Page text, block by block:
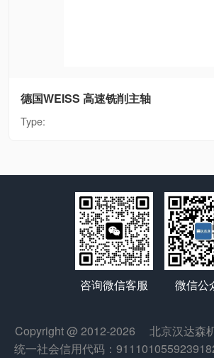
德国WEISS 高速铣削主轴
Type:
咨询微信客服 微信公
Copyright @ 2012-2026 北京汉达森
统一社会信用代码：